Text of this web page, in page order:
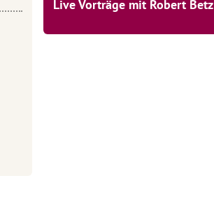
Live Vorträge mit Robert Betz